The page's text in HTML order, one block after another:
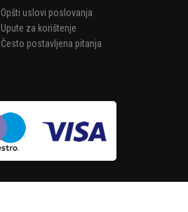
Opšti uslovi poslovanja
Upute za korištenje
Često postavljena pitanja